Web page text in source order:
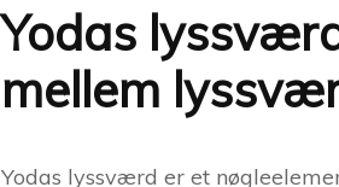
Yodas
mellem
Yodas lyssværd er et